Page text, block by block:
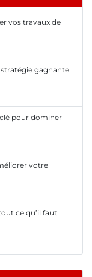
vos travaux de
stratégie gagnante
pour dominer
votre
ce qu’il faut